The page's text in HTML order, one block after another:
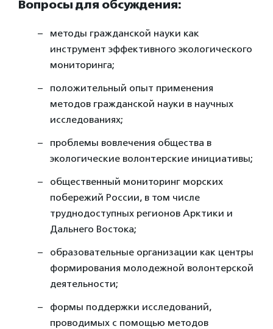
Вопросы для обсуждения:
методы гражданской науки как
инструмент эффективного экологического
мониторинга;
положительный опыт применения
методов гражданской науки в научных
исследованиях;
проблемы вовлечения общества в
экологические волонтерские инициативы;
общественный мониторинг морских
побережий России, в том числе
труднодоступных регионов Арктики и
Дальнего Востока;
образовательные организации как центры
формирования молодежной волонтерской
деятельности;
формы поддержки исследований,
проводимых с помощью методов